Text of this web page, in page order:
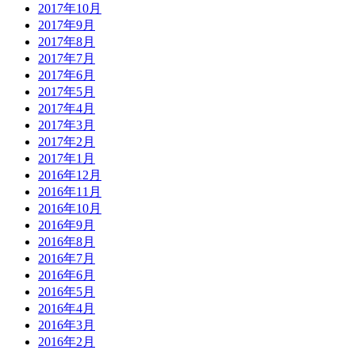
2017年10月
2017年9月
2017年8月
2017年7月
2017年6月
2017年5月
2017年4月
2017年3月
2017年2月
2017年1月
2016年12月
2016年11月
2016年10月
2016年9月
2016年8月
2016年7月
2016年6月
2016年5月
2016年4月
2016年3月
2016年2月